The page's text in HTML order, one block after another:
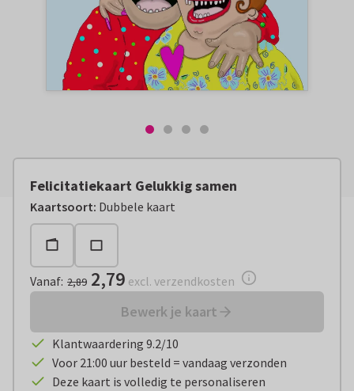
Felicitatiekaart Gelukkig samen
Kaartsoort: Dubbele kaart
Vanaf:€ 2,79 excl. verzendkosten
Vanaf: 2,89 2,79 excl. verzendkosten
Bewerk je kaart
Klantwaardering 9.2/10
Voor 21:00 uur besteld = vandaag verzonden
Deze kaart is volledig te personaliseren